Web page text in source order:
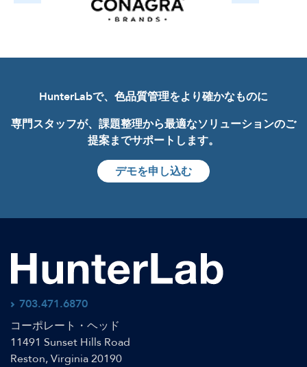
HunterLabで、色品質管理をより確かなものに
専門スタッフが、課題整理から最適なソリューションのご
提案までサポートします。
デモを申し込む
703.471.6870
コーポレート・ヘッド
11491 Sunset Hills Road
Reston, Virginia 20190